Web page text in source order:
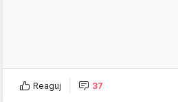
Reaguj 37